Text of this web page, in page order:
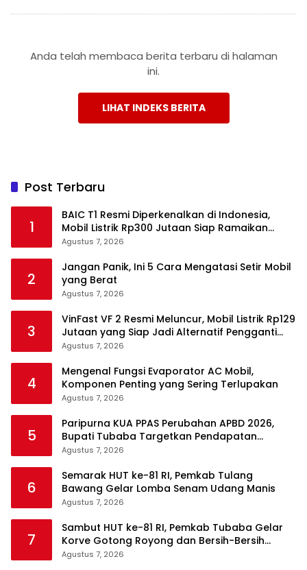
Anda telah membaca berita terbaru di halaman
ini.
LIHAT INDEKS BERITA
Post Terbaru
1
BAIC T1 Resmi Diperkenalkan di Indonesia,
Mobil Listrik Rp300 Jutaan Siap Ramaikan
Pasar EV
Agustus 7, 2026
2
Jangan Panik, Ini 5 Cara Mengatasi Setir Mobil
yang Berat
Agustus 7, 2026
3
VinFast VF 2 Resmi Meluncur, Mobil Listrik Rp129
Jutaan yang Siap Jadi Alternatif Pengganti
Motor
Agustus 7, 2026
4
Mengenal Fungsi Evaporator AC Mobil,
Komponen Penting yang Sering Terlupakan
Agustus 7, 2026
5
Paripurna KUA PPAS Perubahan APBD 2026,
Bupati Tubaba Targetkan Pendapatan
Daerah Rp820,3 Miliar
Agustus 7, 2026
6
Semarak HUT ke-81 RI, Pemkab Tulang
Bawang Gelar Lomba Senam Udang Manis
Agustus 7, 2026
7
Sambut HUT ke-81 RI, Pemkab Tubaba Gelar
Korve Gotong Royong dan Bersih-Bersih
Serentak
Agustus 7, 2026